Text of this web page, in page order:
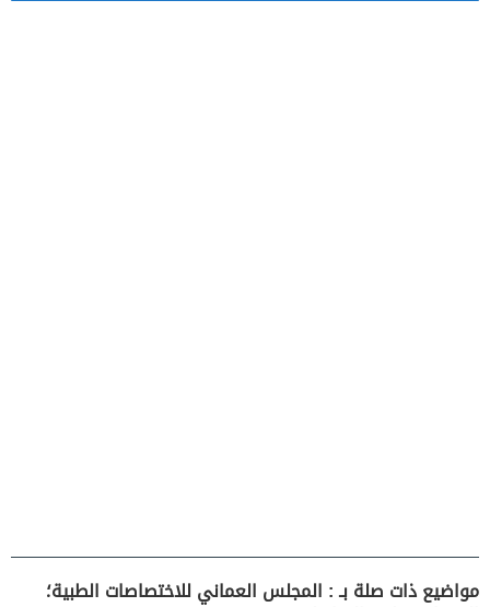
مواضيع ذات صلة بـ : المجلس العماني للاختصاصات الطبية؛